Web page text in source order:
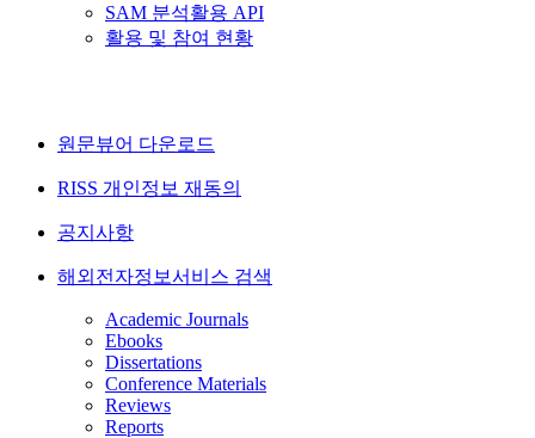
SAM 분석활용 API
활용 및 참여 현황
원문뷰어 다운로드
RISS 개인정보 재동의
공지사항
해외전자정보서비스 검색
Academic Journals
Ebooks
Dissertations
Conference Materials
Reviews
Reports